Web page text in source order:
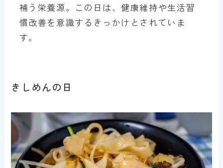
補う栄養源。この日は、健康維持や生活習
慣改善を意識するきっかけとされていま
す。
きしめんの日